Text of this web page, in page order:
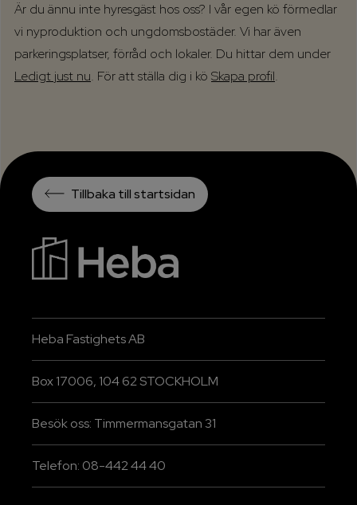
Är du ännu inte hyresgäst hos oss? I vår egen kö förmedlar
vi nyproduktion och ungdomsbostäder. Vi har även
parkeringsplatser, förråd och lokaler. Du hittar dem under
Ledigt just nu. För att ställa dig i kö Skapa profil.
Tillbaka till startsidan
Heba Fastighets AB
Box 17006, 104 62 STOCKHOLM
Besök oss: Timmermansgatan 31
Telefon: 08-442 44 40